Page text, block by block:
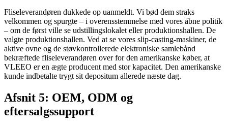
Fliseleverandøren dukkede op uanmeldt. Vi bød dem straks
velkommen og spurgte – i overensstemmelse med vores åbne politik
– om de først ville se udstillingslokalet eller produktionshallen. De
valgte produktionshallen. Ved at se vores slip-casting-maskiner, de
aktive ovne og de støvkontrollerede elektroniske samlebånd
bekræftede fliseleverandøren over for den amerikanske køber, at
VLEEO er en ægte producent med stor kapacitet. Den amerikanske
kunde indbetalte trygt sit depositum allerede næste dag.
Afsnit 5: OEM, ODM og
eftersalgssupport